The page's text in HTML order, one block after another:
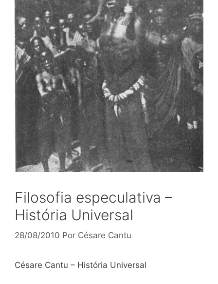
Filosofia especulativa –
História Universal
28/08/2010 Por Césare Cantu
Césare Cantu – História Universal